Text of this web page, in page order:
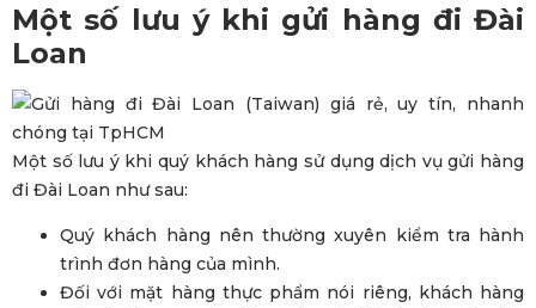
Một số lưu ý khi gửi hàng đi Đài
Loan
Một số lưu ý khi quý khách hàng sử dụng dịch vụ gửi hàng
đi Đài Loan như sau:
Quý khách hàng nên thường xuyên kiểm tra hành
trình đơn hàng của mình.
Đối với mặt hàng thực phẩm nói riêng, khách hàng